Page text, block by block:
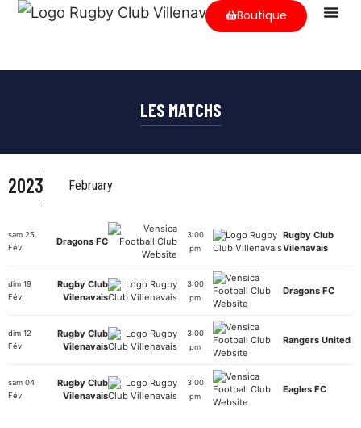
Boutique
LES MATCHS
2023 February
sam 25
Fév
Dragons FC
3:00
pm
Rugby Club
Vilenavais
dim 19
Fév
Rugby Club
Vilenavais
3:00
pm
Dragons FC
dim 12
Fév
Rugby Club
Vilenavais
3:00
pm
Rangers United
sam 04
Fév
Rugby Club
Vilenavais
3:00
pm
Eagles FC